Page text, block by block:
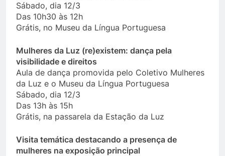
Sábado, dia 12/3
Das 10h30 às 12h
Grátis, no Museu da Língua Portuguesa
Mulheres da Luz (re)existem: dança pela
visibilidade e direitos
Aula de dança promovida pelo Coletivo Mulheres
da Luz e o Museu da Língua Portuguesa
Sábado, dia 12/3
Das 13h às 15h
Grátis, na passarela da Estação da Luz
Visita temática destacando a presença de
mulheres na exposição principal